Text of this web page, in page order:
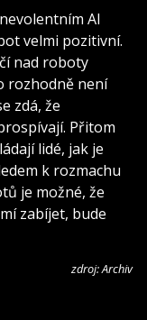
AI
velmi pozitivní.
nad roboty
rozhodně není
zdá, že
Přitom
lidé, jak je
k rozmachu
je možné, že
zabíjet, bude
zdroj: Archiv